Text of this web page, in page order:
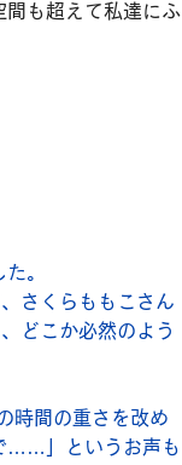
も超えて私達にふ
。
さくらももこさん
どこか必然のよう
時間の重さを改め
……」というお声も